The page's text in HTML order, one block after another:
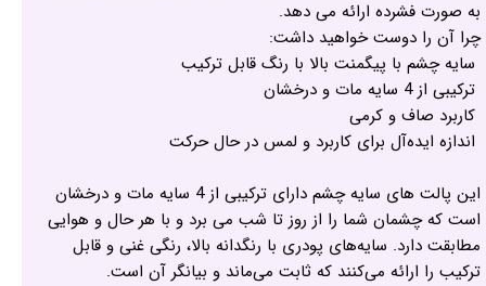
به صورت فشرده ارائه می دهد.
چرا آن را دوست خواهید داشت:
سایه چشم با پیگمنت بالا با رنگ قابل ترکیب
ترکیبی از 4 سایه مات و درخشان
کاربرد صاف و کرمی
اندازه ایده‌آل برای کاربرد و لمس در حال حرکت
این پالت های سایه چشم دارای ترکیبی از 4 سایه مات و درخشان
است که چشمان شما را از روز تا شب می برد و با هر حال و هوایی
مطابقت دارد. سایه‌های پودری با رنگدانه بالا، رنگی غنی و قابل
ترکیب را ارائه می‌کنند که ثابت می‌ماند و بیانگر آن است.